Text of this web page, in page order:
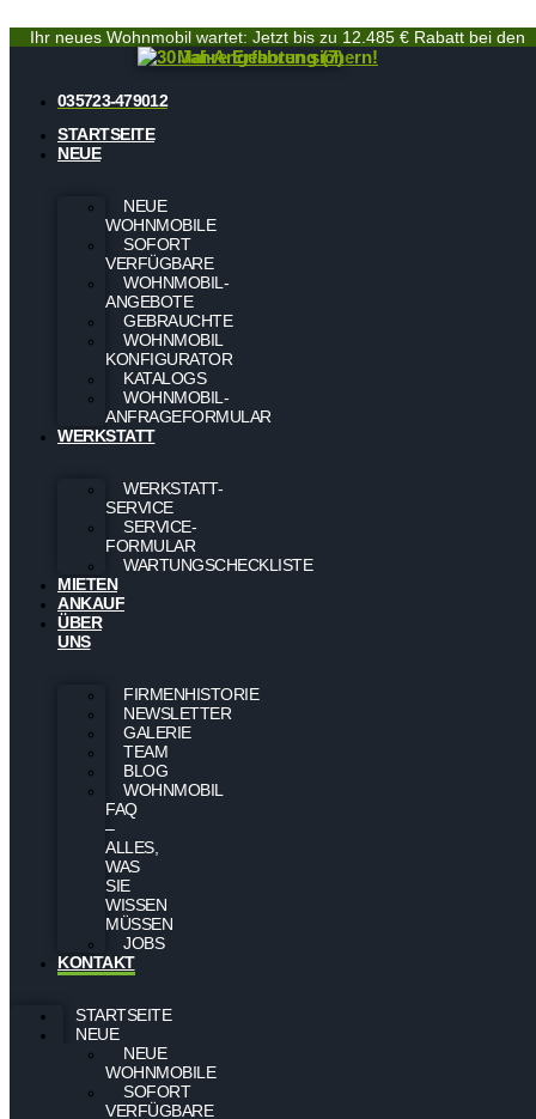
Ihr neues Wohnmobil wartet: Jetzt bis zu 12.485 € Rabatt bei den
Mai-Angeboten sichern!
035723-479012
STARTSEITE
NEUE
NEUE
WOHNMOBILE
SOFORT
VERFÜGBARE
WOHNMOBIL-
ANGEBOTE
GEBRAUCHTE
WOHNMOBIL
KONFIGURATOR
KATALOGS
WOHNMOBIL-
ANFRAGEFORMULAR
WERKSTATT
WERKSTATT-
SERVICE
SERVICE-
FORMULAR
WARTUNGSCHECKLISTE
MIETEN
ANKAUF
ÜBER
UNS
FIRMENHISTORIE
NEWSLETTER
GALERIE
TEAM
BLOG
WOHNMOBIL
FAQ
–
ALLES,
WAS
SIE
WISSEN
MÜSSEN
JOBS
KONTAKT
STARTSEITE
NEUE
NEUE
WOHNMOBILE
SOFORT
VERFÜGBARE